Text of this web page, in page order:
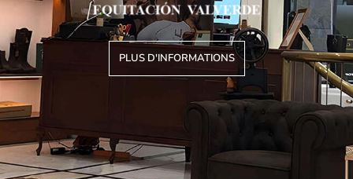
PLUS D'INFORMATIONS